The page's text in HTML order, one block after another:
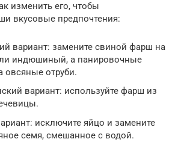
изменить его, чтобы
вкусовые предпочтения:
вариант: замените свиной фарш на
индюшиный, а панировочные
овсяные отруби.
вариант: используйте фарш из
исключите яйцо и замените
семя, смешанное с водой.